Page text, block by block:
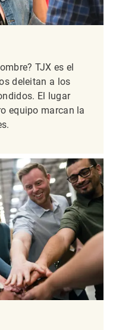
TJX es el
deleitan a los
El lugar
equipo marcan la